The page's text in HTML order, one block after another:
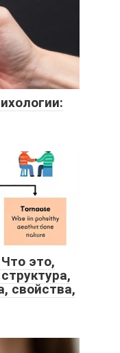
это,
свойства,